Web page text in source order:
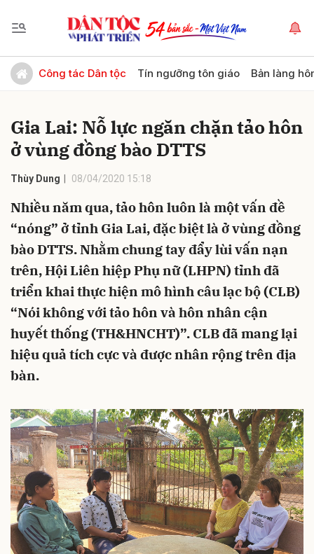
Công tác Dân tộc Tín ngưỡng tôn giáo Bản làng
Gia Lai: Nỗ lực ngăn chặn tảo hôn
ở vùng đồng bào DTTS
Thùy Dung 08/04/2020 15:18
Nhiều năm qua, tảo hôn luôn là một vấn đề
“nóng” ở tỉnh Gia Lai, đặc biệt là ở vùng đồng
bào DTTS. Nhằm chung tay đẩy lùi vấn nạn
trên, Hội Liên hiệp Phụ nữ (LHPN) tỉnh đã
triển khai thực hiện mô hình câu lạc bộ (CLB)
“Nói không với tảo hôn và hôn nhân cận
huyết thống (TH&HNCHT)”. CLB đã mang lại
hiệu quả tích cực và được nhân rộng trên địa
bàn.
Gửi bình luận
Hủy Gửi